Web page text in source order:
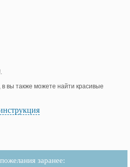
в вы также можете найти красивые
заранее: